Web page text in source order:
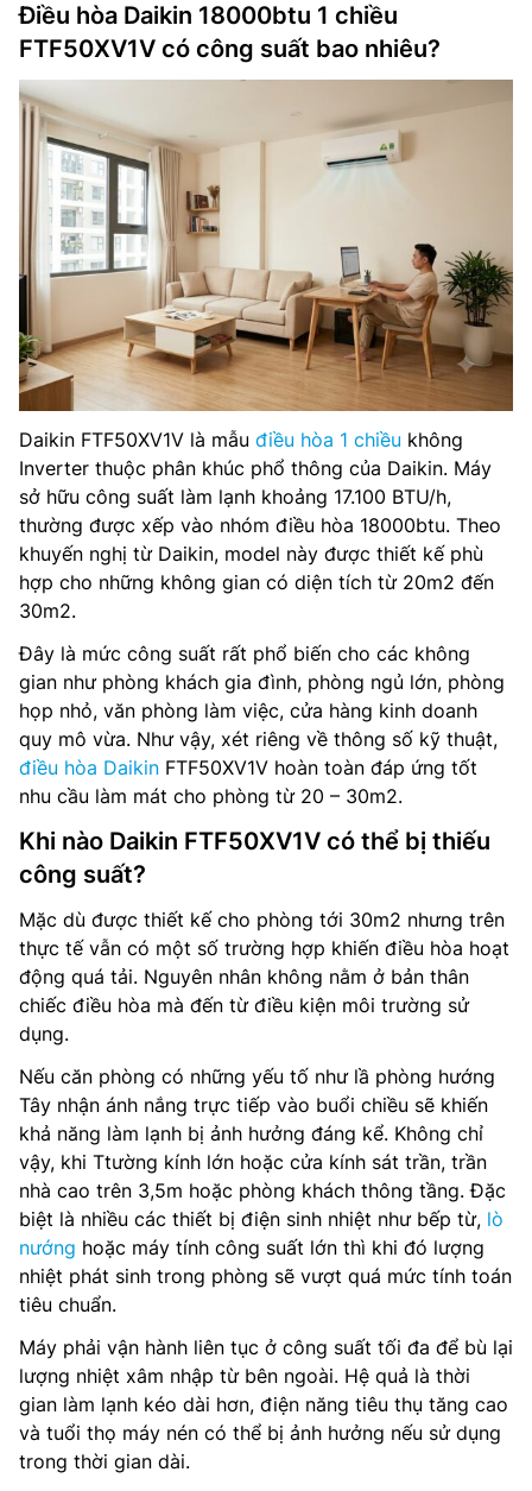
Điều hòa Daikin 18000btu 1 chiều
FTF50XV1V có công suất bao nhiêu?
Daikin FTF50XV1V là mẫu điều hòa 1 chiều không
Inverter thuộc phân khúc phổ thông của Daikin. Máy
sở hữu công suất làm lạnh khoảng 17.100 BTU/h,
thường được xếp vào nhóm điều hòa 18000btu. Theo
khuyến nghị từ Daikin, model này được thiết kế phù
hợp cho những không gian có diện tích từ 20m2 đến
30m2.
Đây là mức công suất rất phổ biến cho các không
gian như phòng khách gia đình, phòng ngủ lớn, phòng
họp nhỏ, văn phòng làm việc, cửa hàng kinh doanh
quy mô vừa. Như vậy, xét riêng về thông số kỹ thuật,
điều hòa Daikin FTF50XV1V hoàn toàn đáp ứng tốt
nhu cầu làm mát cho phòng từ 20 – 30m2.
Khi nào Daikin FTF50XV1V có thể bị thiếu
công suất?
Mặc dù được thiết kế cho phòng tới 30m2 nhưng trên
thực tế vẫn có một số trường hợp khiến điều hòa hoạt
động quá tải. Nguyên nhân không nằm ở bản thân
chiếc điều hòa mà đến từ điều kiện môi trường sử
dụng.
Nếu căn phòng có những yếu tố như lầ phòng hướng
Tây nhận ánh nắng trực tiếp vào buổi chiều sẽ khiến
khả năng làm lạnh bị ảnh hưởng đáng kể. Không chỉ
vậy, khi Ttường kính lớn hoặc cửa kính sát trần, trần
nhà cao trên 3,5m hoặc phòng khách thông tầng. Đặc
biệt là nhiều các thiết bị điện sinh nhiệt như bếp từ, lò
nướng hoặc máy tính công suất lớn thì khi đó lượng
nhiệt phát sinh trong phòng sẽ vượt quá mức tính toán
tiêu chuẩn.
Máy phải vận hành liên tục ở công suất tối đa để bù lại
lượng nhiệt xâm nhập từ bên ngoài. Hệ quả là thời
gian làm lạnh kéo dài hơn, điện năng tiêu thụ tăng cao
và tuổi thọ máy nén có thể bị ảnh hưởng nếu sử dụng
trong thời gian dài.